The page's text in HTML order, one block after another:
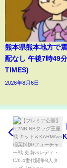
熊本県熊本地方で
配なし 午後7時49
TIMES)
2026年8月6日